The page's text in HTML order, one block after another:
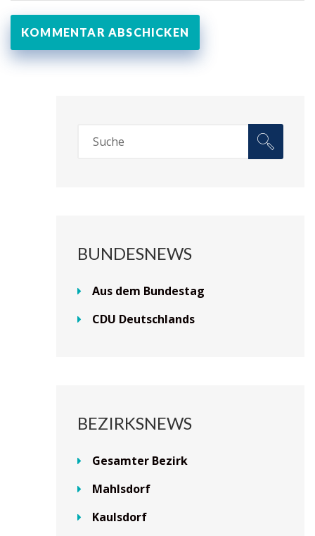
BUNDESNEWS
Aus dem Bundestag
CDU Deutschlands
BEZIRKSNEWS
Gesamter Bezirk
Mahlsdorf
Kaulsdorf